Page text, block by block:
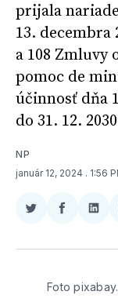
prijala
13. decembra
a 108 Zmluvy
pomoc de
účinnosť dňa
do 31. 12.
NP
január 12, 2024 . 1:56
Zdieľať
Twitter
Zdieľať
Foto